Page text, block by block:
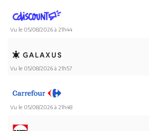
Vu le 05/08/2026 à 21h44
Vu le 05/08/2026 à 21h57
Vu le 05/08/2026 à 21h48